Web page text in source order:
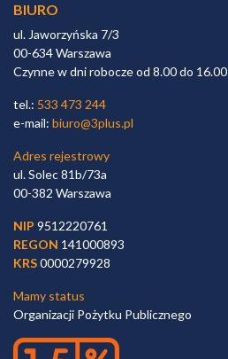
BIURO
ul. Jaworzyńska 7/3
00-634 Warszawa
Czynne w dni robocze od 8.00 do 16.00
tel.: 533 473 244
e-mail: biuro@3plus.pl
Adres rejestrowy
ul. Solec 81b/73a
00-382 Warszawa
NIP 9512220761
REGON 141000893
KRS0000279928
Mamy status
Organizacji Pożytku Publicznego